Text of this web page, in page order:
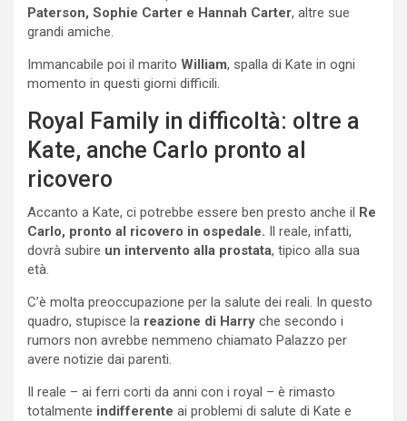
Paterson, Sophie Carter e Hannah Carter, altre sue
grandi amiche.
Immancabile poi il marito William, spalla di Kate in ogni
momento in questi giorni difficili.
Royal Family in difficoltà: oltre a
Kate, anche Carlo pronto al
ricovero
Accanto a Kate, ci potrebbe essere ben presto anche il Re
Carlo, pronto al ricovero in ospedale. Il reale, infatti,
dovrà subire un intervento alla prostata, tipico alla sua
età.
C’è molta preoccupazione per la salute dei reali. In questo
quadro, stupisce la reazione di Harry che secondo i
rumors non avrebbe nemmeno chiamato Palazzo per
avere notizie dai parenti.
Il reale – ai ferri corti da anni con i royal – è rimasto
totalmente indifferente ai problemi di salute di Kate e